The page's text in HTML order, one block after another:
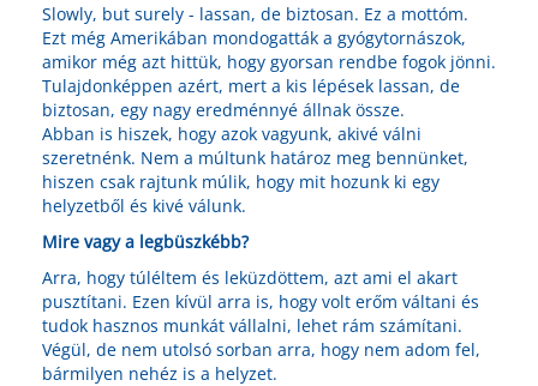
Slowly, but surely - lassan, de biztosan. Ez a mottóm.
Ezt még Amerikában mondogatták a gyógytornászok,
amikor még azt hittük, hogy gyorsan rendbe fogok jönni.
Tulajdonképpen azért, mert a kis lépések lassan, de
biztosan, egy nagy eredménnyé állnak össze.
Abban is hiszek, hogy azok vagyunk, akivé válni
szeretnénk. Nem a múltunk határoz meg bennünket,
hiszen csak rajtunk múlik, hogy mit hozunk ki egy
helyzetből és kivé válunk.
Mire vagy a legbüszkébb?
Arra, hogy túléltem és leküzdöttem, azt ami el akart
pusztítani. Ezen kívül arra is, hogy volt erőm váltani és
tudok hasznos munkát vállalni, lehet rám számítani.
Végül, de nem utolsó sorban arra, hogy nem adom fel,
bármilyen nehéz is a helyzet.